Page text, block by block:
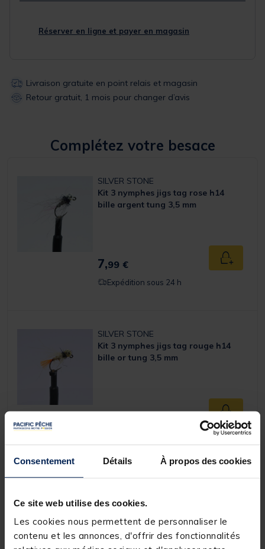
Consentement Détails À propos des cookies
Ce site web utilise des cookies.
Les cookies nous permettent de personnaliser le
contenu et les annonces, d'offrir des fonctionnalités
Réserver en ligne et payer en magasin
Livraison gratuite en point relais et magasin
Retour gratuit, 1 mois pour changer d’avis
Complétez votre besace
SILVER STONE
Kit 3 nymphes jigs tag rose h14
bille argent tung 3,5 mm
7,99 € Ajouter
Expédition sous 24 h
SILVER STONE
Kit 3 nymphes jigs tag rouge h14
bille or tung 3,5 mm
Ajouter
Kit 3 nymphes jigs tag rouge h12